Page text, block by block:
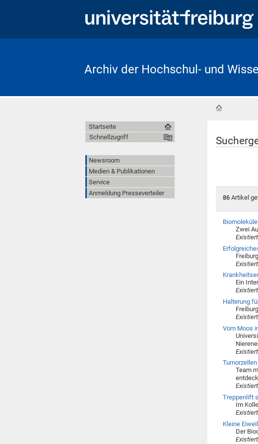
Archiv der Hochschul- und
86Artikel
Zwei
Ein
Halterung
Vom Moos
Team
Treppenlift
Im
Kleine
Der
Startseite
Schnellzugriff
Newsroom
Medien & Publikationen
Service
Anmeldung Presseverteiler